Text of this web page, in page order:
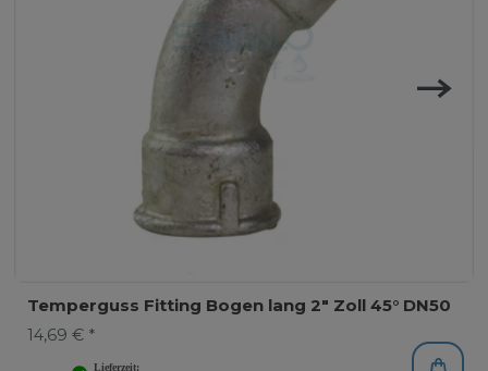
Temperguss Fitting Bogen lang 2" Zoll 45° DN50
14,69 € *